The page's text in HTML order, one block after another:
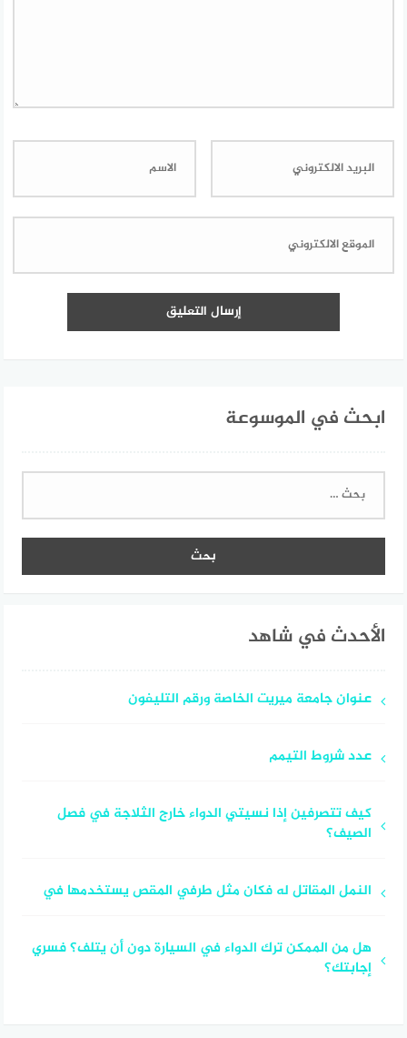
ابحث في الموسوعة
البحث
الأحدث في شاهد
عنوان جامعة ميريت الخاصة ورقم التليفون
عدد شروط التيمم
كيف تتصرفين إذا نسيتي الدواء خارج الثلاجة في فصل
الصيف؟
النمل المقاتل له فكان مثل طرفي المقص يستخدمها في
هل من الممكن ترك الدواء في السيارة دون أن يتلف؟ فسري
إجابتك؟